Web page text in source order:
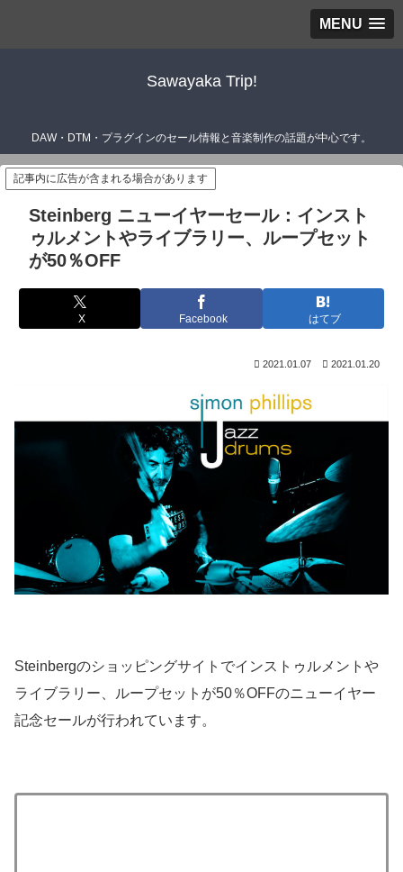
MENU
Sawayaka Trip!
DAW・DTM・プラグインのセール情報と音楽制作の話題が中心です。
記事内に広告が含まれる場合があります
Steinberg ニューイヤーセール：インスト
ゥルメントやライブラリー、ループセット
が50％OFF
X Facebook はてブ
2021.01.07 2021.01.20
Steinbergのショッピングサイトでインストゥルメントや
ライブラリー、ループセットが50％OFFのニューイヤー
記念セールが行われています。